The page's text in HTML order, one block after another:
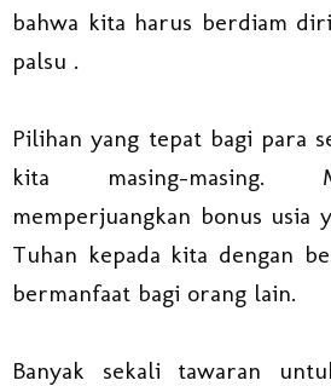
bahwa kita harus berdiam
palsu .
Pilihan yang tepat bagi para
kita masing-masing.
memperjuangkan bonus usia
Tuhan kepada kita dengan
bermanfaat bagi orang lain.
Banyak sekali tawaran